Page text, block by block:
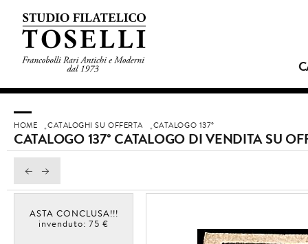
HOME CATALOGHI SU OFFERTA CATALOGO 137°
CATALOGO 137° CATALOGO DI VENDITA SU
ASTA CONCLUSA!!!
invenduto: 75 €